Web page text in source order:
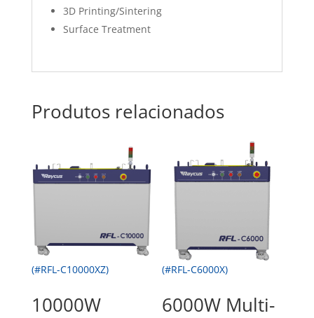
3D Printing/Sintering
Surface Treatment
Produtos relacionados
(#RFL-C10000XZ)
10000W
(#RFL-C6000X)
6000W Multi-